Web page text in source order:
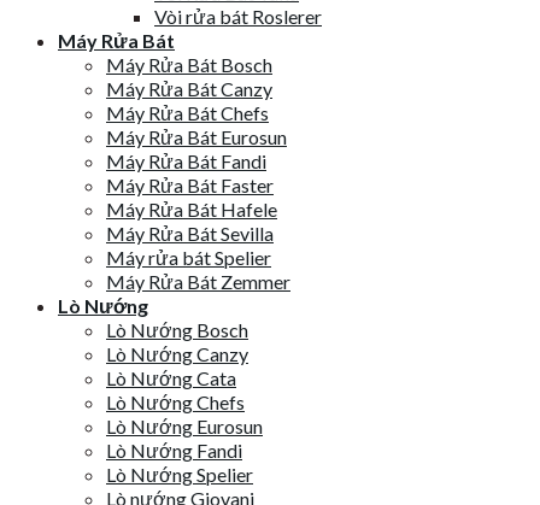
Vòi rửa bát Roslerer
Máy Rửa Bát
Máy Rửa Bát Bosch
Máy Rửa Bát Canzy
Máy Rửa Bát Chefs
Máy Rửa Bát Eurosun
Máy Rửa Bát Fandi
Máy Rửa Bát Faster
Máy Rửa Bát Hafele
Máy Rửa Bát Sevilla
Máy rửa bát Spelier
Máy Rửa Bát Zemmer
Lò Nướng
Lò Nướng Bosch
Lò Nướng Canzy
Lò Nướng Cata
Lò Nướng Chefs
Lò Nướng Eurosun
Lò Nướng Fandi
Lò Nướng Spelier
Lò nướng Giovani